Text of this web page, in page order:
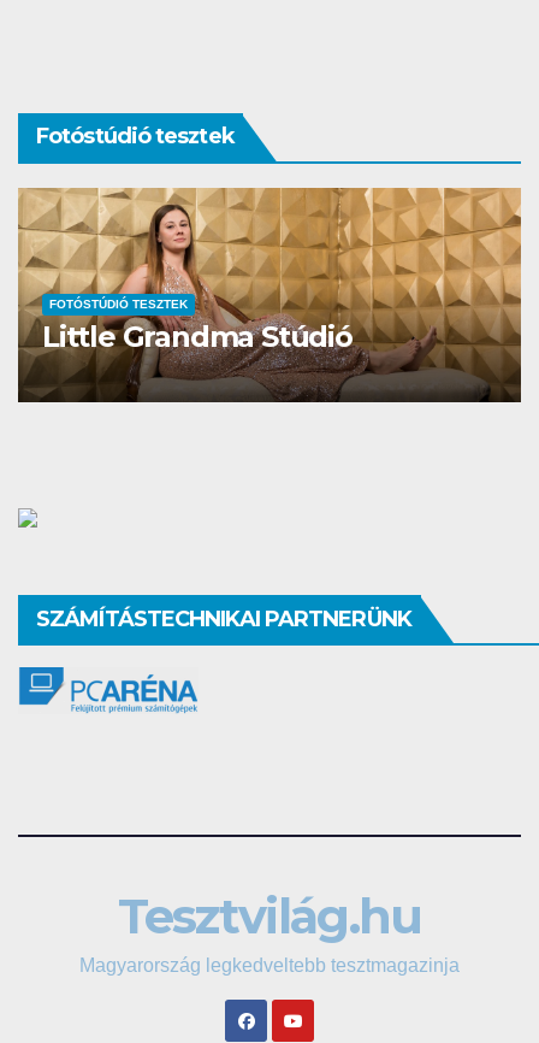
Fotóstúdió tesztek
FOTÓSTÚDIÓ TESZTEK
Studio Different
SZÁMÍTÁSTECHNIKAI PARTNERÜNK
Tesztvilág.hu
Magyarország legkedveltebb tesztmagazinja